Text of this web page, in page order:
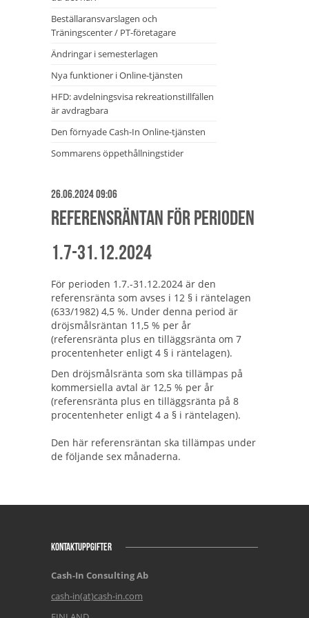
Beställaransvarslagen och
Träningscenter / PT-företagare
Ändringar i semesterlagen
Nya funktioner i Online-tjänsten
HFD: avdelningsvisa rekreationstillfällen
är avdragbara
Den förnyade Cash-In Online-tjänsten
Sommarens öppethållningstider
26.06.2024 09:06
Referensräntan för perioden
1.7-31.12.2024
För perioden 1.7.-31.12.2024 är den
referensränta som avses i 12 § i räntelagen
(633/1982) 4,5 %. Under denna period är
dröjsmålsräntan 11,5 % per år
(referensränta plus en tilläggsränta om 7
procentenheter enligt 4 § i räntelagen).
Den dröjsmålsränta som ska tillämpas på
kommersiella avtal är 12,5 % per år
(referensränta plus en tilläggsränta på 8
procentenheter enligt 4 a § i räntelagen).
Den här referensräntan ska tillämpas under
de följande sex månaderna.
KONTAKTUPPGIFTER
Cash-In Consulting Ab
cash-in(at)cash-in.com